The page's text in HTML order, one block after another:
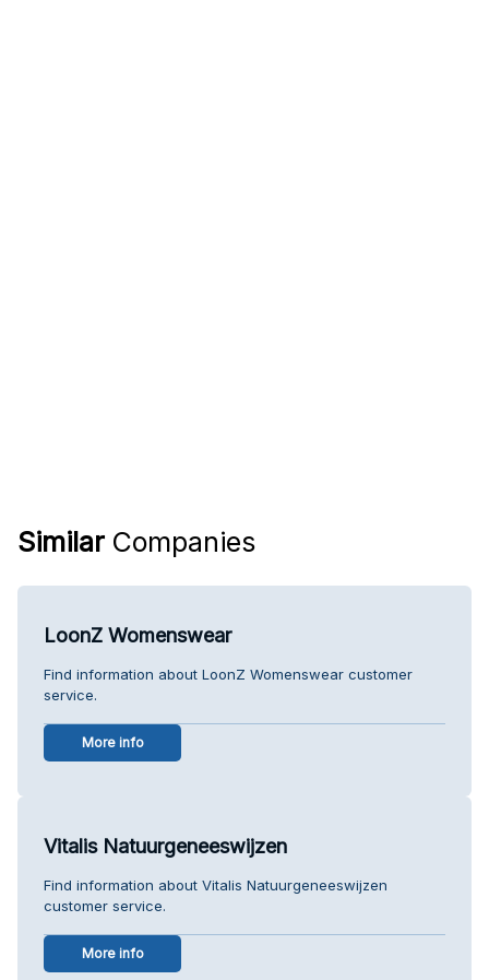
Similar Companies
LoonZ Womenswear
Find information about LoonZ Womenswear customer
service.
More info
Vitalis Natuurgeneeswijzen
Find information about Vitalis Natuurgeneeswijzen
customer service.
More info